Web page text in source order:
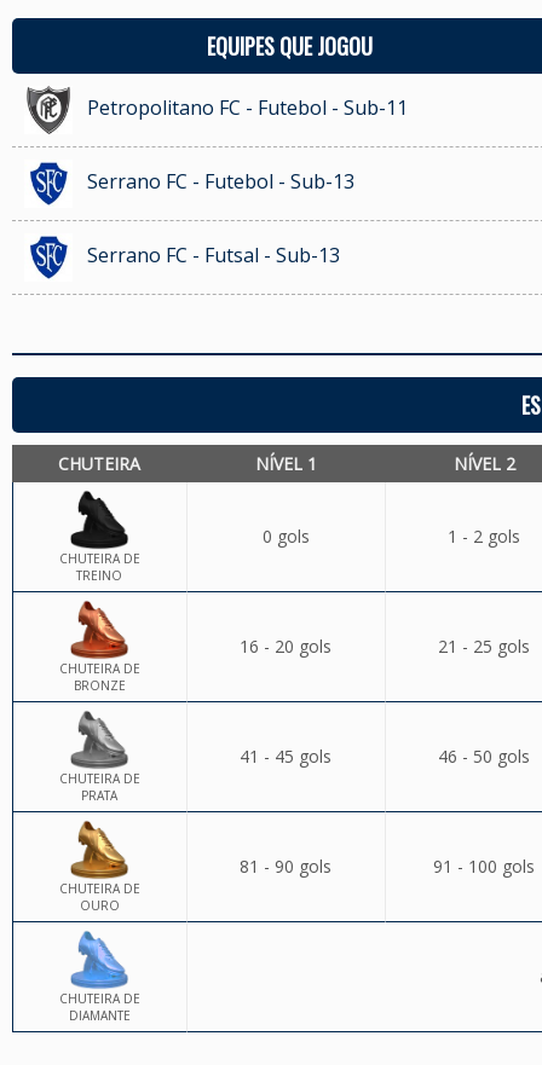
EQUIPES QUE JOGOU
Petropolitano FC - Futebol - Sub-11
Serrano FC - Futebol - Sub-13
Serrano FC - Futsal - Sub-13
CHUTEIRA NÍVEL 1 NÍVEL 2
CHUTEIRA DE
TREINO
0 gols 1 - 2 gols
CHUTEIRA DE
BRONZE
16 - 20 gols 21 - 25 gols
CHUTEIRA DE
PRATA
41 - 45 gols 46 - 50 gols
CHUTEIRA DE
OURO
81 - 90 gols 91 - 100 gols
CHUTEIRA DE
DIAMANTE